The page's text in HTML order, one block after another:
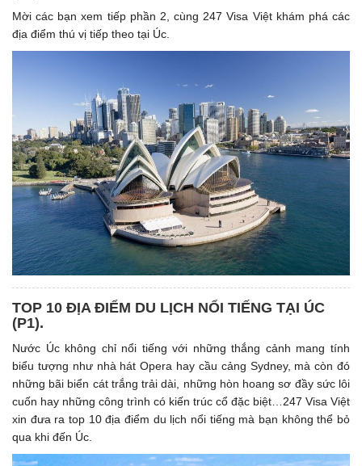
Mời các bạn xem tiếp phần 2, cùng 247 Visa Việt khám phá các
địa điểm thú vị tiếp theo tại Úc.
TOP 10 ĐỊA ĐIỂM DU LỊCH NỔI TIẾNG TẠI ÚC
(P1). ​
Nước Úc không chỉ nổi tiếng với những thắng cảnh mang tính
biểu tượng như nhà hát Opera hay cầu cảng Sydney, mà còn đó
những bãi biển cát trắng trải dài, những hòn hoang sơ đầy sức lôi
cuốn hay những công trình có kiến trúc cổ đặc biệt…247 Visa Việt
xin đưa ra top 10 địa điểm du lịch nổi tiếng mà bạn không thể bỏ
qua khi đến Úc.